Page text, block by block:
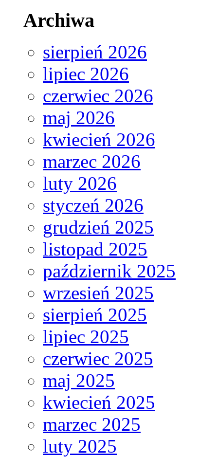
Archiwa
sierpień 2026
lipiec 2026
czerwiec 2026
maj 2026
kwiecień 2026
marzec 2026
luty 2026
styczeń 2026
grudzień 2025
listopad 2025
październik 2025
wrzesień 2025
sierpień 2025
lipiec 2025
czerwiec 2025
maj 2025
kwiecień 2025
marzec 2025
luty 2025